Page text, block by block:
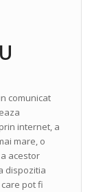
comunicat
internet, a
mare, o
acestor
dispozitia
pot fi